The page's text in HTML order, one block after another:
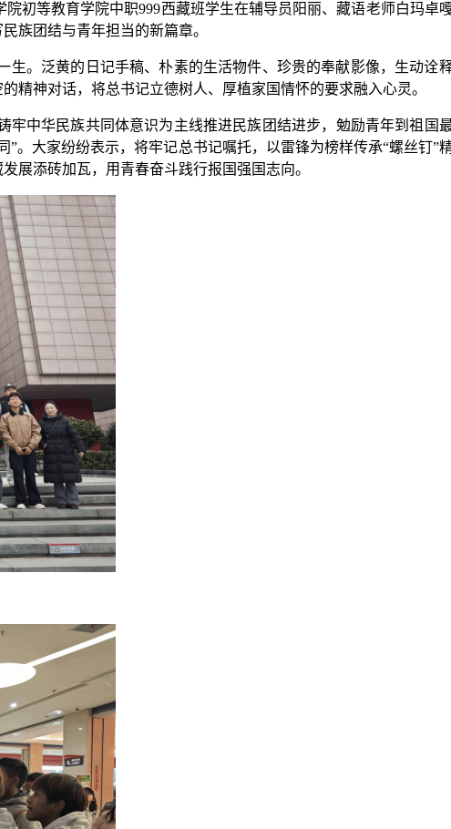
院初等教育学院中职999西藏班学生在辅导员阳丽、藏语老师白玛卓
族团结与青年担当的新篇章。
。泛黄的日记手稿、朴素的生活物件、珍贵的奉献影像，生动诠
精神对话，将总书记立德树人、厚植家国情怀的要求融入心灵。
牢中华民族共同体意识为主线推进民族团结进步，勉励青年到祖国
”。大家纷纷表示，将牢记总书记嘱托，以雷锋为榜样传承“螺丝钉”
发展添砖加瓦，用青春奋斗践行报国强国志向。